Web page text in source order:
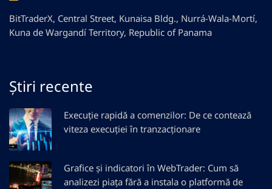
BitTraderX, Central Street, Kunaisa Bldg., Nurrá-Wala-Mortí,
Kuna de Wargandí Territory, Republic of Panama
Știri recente
Execuție rapidă a comenzilor: De ce contează
viteza execuției în tranzacționare
Grafice și indicatori în WebTrader: Cum să
analizezi piața fără a instala o platformă de